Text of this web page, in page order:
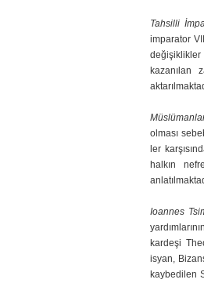
Tahsilli
imparator
kazanılan
olması
ler
halkın
Ioannes
kardeşi
isyan,
kaybe­dilen